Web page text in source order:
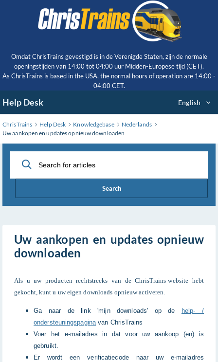
Omdat ChrisTrains gevestigd is in de Verenigde Staten, zijn de normale
openingstijden van 14:00 tot 04:00 uur Midden-Europese tijd (CET).
As ChrisTrains is based in the USA, the normal hours of operation are 14:00 -
04:00 CET.
Help Desk English
ChrisTrains Help Desk Knowledgebase
Nederlands
Uw aankopen en updates opnieuw downloaden
Search
Uw aankopen en updates opnieuw
downloaden
Als u uw producten rechtstreeks van de ChrisTrains-website hebt
gekocht, kunt u uw eigen downloads opnieuw activeren.
Ga naar de link 'mijn downloads' op de
help- /
ondersteuningspaginavan ChrisTrains
Voer het e-mailadres in dat voor uw aankoop (en) is
gebruikt.
Er wordt een verificatiecode naar uw e-mailadres